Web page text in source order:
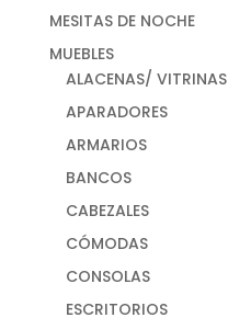
MESITAS DE NOCHE
MUEBLES
ALACENAS/ VITRINAS
APARADORES
ARMARIOS
BANCOS
CABEZALES
CÓMODAS
CONSOLAS
ESCRITORIOS